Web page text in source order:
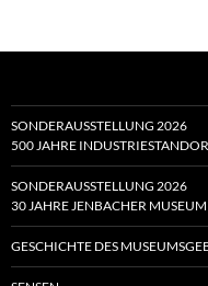
SONDERAUSSTELLUNG 2026
500 JAHRE
SONDERAUSSTELLUNG 2026
30 JAHRE JENBACHER MUSEUM
GESCHICHTE DES